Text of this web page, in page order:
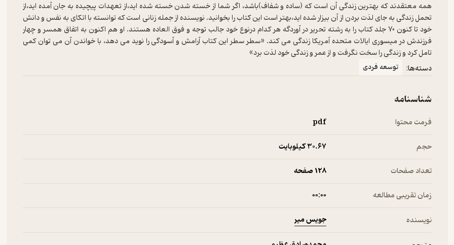
همه معتقدند که بهترین زندگی آن است که (ساده و شفاف)باشد، اگر شما از خسته شدن خسته شده اید،از تعهدات پیچیده به جان آمده اید،از
تحمل زندگی به جای لذت بردن از آن بیزار شده اید،بهتر است این کتاب را بخوانید. نویسنده از جمله زنانی است که توانسته با اتکای به نفس و دانش
خود تا کنون 70 جلد کتاب را به رشته تحریر در آوردگه هر کدام درنوع خود جالب توجه و فوق العاده هستند. او هم اکنون به اتفاق همسر و چهار
فرزندش در میسوری ایالات متحده آمریکا زندگی می کند. «سطر سطر این کتاب آرامش و آسودگی را نوید می دهد، با خواندن آن می توان کمی
تامل کرد و زندگی را سخت نگرفت و از عمر و زندگی خود لذت برد»
دسته‌ها: توسعه فردی
شناسنامه
فرمت محتوا pdf
حجم 30.۶۷ کیلوبایت
تعداد صفحات 128 صفحه
زمان تقریبی مطالعه ۰۰:۰۰
نویسنده جویس میر